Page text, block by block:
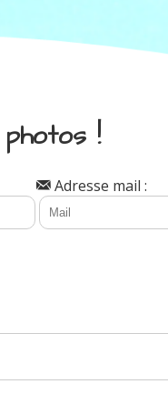
!
Adresse mail :